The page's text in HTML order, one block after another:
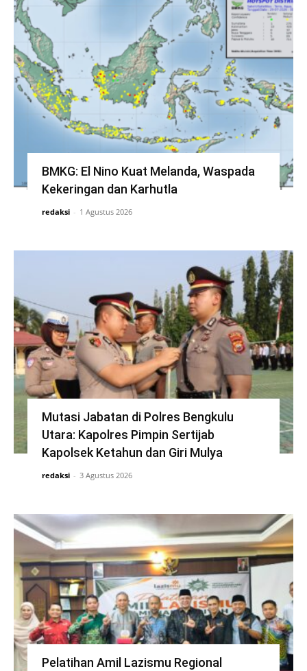
BMKG: El Nino Kuat Melanda, Waspada
Kekeringan dan Karhutla
redaksi - 1 Agustus 2026
Mutasi Jabatan di Polres Bengkulu
Utara: Kapolres Pimpin Sertijab
Kapolsek Ketahun dan Giri Mulya
redaksi - 3 Agustus 2026
Pelatihan Amil Lazismu Regional